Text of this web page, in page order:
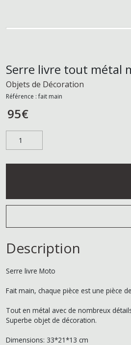
Serre livre tout métal
Objets de Décoration
Référence :fait main
95€
Description
Serre livre Moto
Fait main, chaque pièce est une pièce
Tout en métal avec de nombreux
Superbe objet de décoration.
Dimensions: 33*21*13 cm